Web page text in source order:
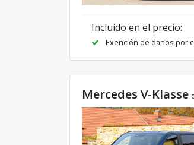
Incluido en el precio:
Exención de daños por
Mercedes V-Klasse